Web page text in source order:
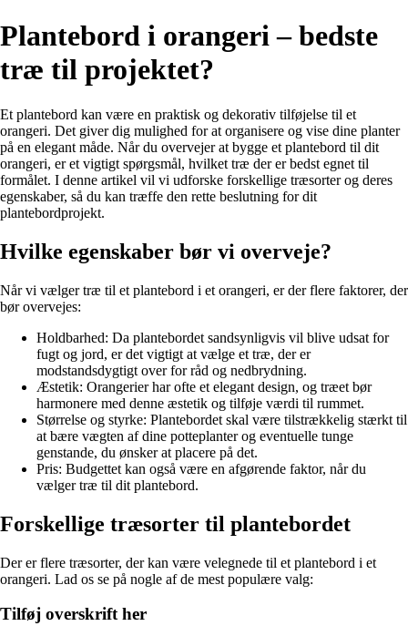
Plantebord i orangeri – bedste
træ til projektet?
Et plantebord kan være en praktisk og dekorativ tilføjelse til et
orangeri. Det giver dig mulighed for at organisere og vise dine planter
på en elegant måde. Når du overvejer at bygge et plantebord til dit
orangeri, er et vigtigt spørgsmål, hvilket træ der er bedst egnet til
formålet. I denne artikel vil vi udforske forskellige træsorter og deres
egenskaber, så du kan træffe den rette beslutning for dit
plantebordprojekt.
Hvilke egenskaber bør vi overveje?
Når vi vælger træ til et plantebord i et orangeri, er der flere faktorer, der
bør overvejes:
Holdbarhed: Da plantebordet sandsynligvis vil blive udsat for
fugt og jord, er det vigtigt at vælge et træ, der er
modstandsdygtigt over for råd og nedbrydning.
Æstetik: Orangerier har ofte et elegant design, og træet bør
harmonere med denne æstetik og tilføje værdi til rummet.
Størrelse og styrke: Plantebordet skal være tilstrækkelig stærkt til
at bære vægten af dine potteplanter og eventuelle tunge
genstande, du ønsker at placere på det.
Pris: Budgettet kan også være en afgørende faktor, når du
vælger træ til dit plantebord.
Forskellige træsorter til plantebordet
Der er flere træsorter, der kan være velegnede til et plantebord i et
orangeri. Lad os se på nogle af de mest populære valg:
Tilføj overskrift her